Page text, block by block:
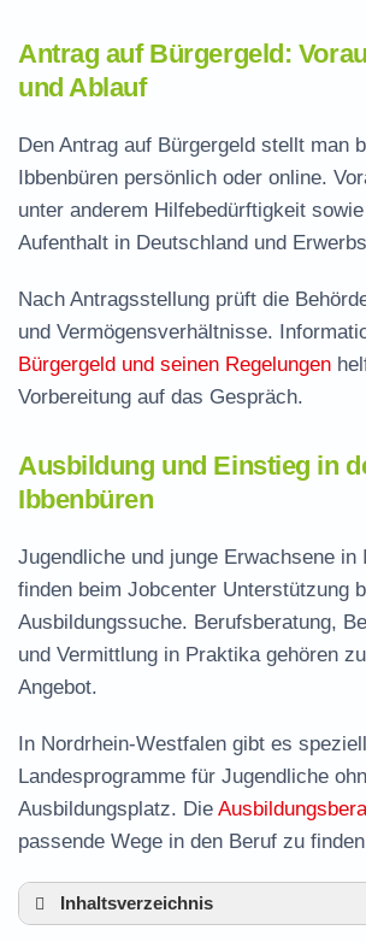
Antrag auf Bürgergeld:
und Ablauf
Den Antrag auf Bürgergeld stellt man
Ibbenbüren persönlich oder online.
unter anderem Hilfebedürftigkeit
Aufenthalt in Deutschland und
Nach Antragsstellung prüft die
und Vermögensverhältnisse.
Bürgergeld und seinen Regelungen
Vorbereitung auf das Gespräch.
Ausbildung und Einstieg in
Ibbenbüren
Jugendliche und junge Erwachsene in
finden beim Jobcenter Unterstützung
Ausbildungssuche. Berufsberatung,
und Vermittlung in Praktika gehören
Angebot.
In Nordrhein-Westfalen gibt es
Landesprogramme für Jugendliche
Ausbildungsplatz. Die
passende Wege in den Beruf zu
Inhaltsverzeichnis